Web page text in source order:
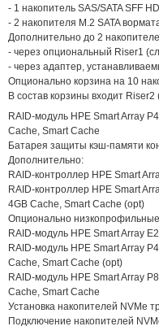
- 1 накопитель SAS/SATA SFF
- 2 накопителя M.2 SATA
Дополнительно до 2
- через опциональный Riser1
- через адаптер,
Опционально корзина на 10
В состав корзины входит
RAID-модуль HPE Smart Array
Cache, Smart Cache
Батарея защиты кэш-памяти
Дополнительно:
RAID-контроллер HPE Smart
RAID-контроллер HPE Smart
4GB Cache, Smart Cache (opt)
Опционально
RAID-модуль HPE Smart Array
RAID-модуль HPE Smart Array
Cache, Smart Cache (opt)
RAID-модуль HPE Smart Array
Cache, Smart Cache
Установка накопителей NVMe
Подключение накопителей